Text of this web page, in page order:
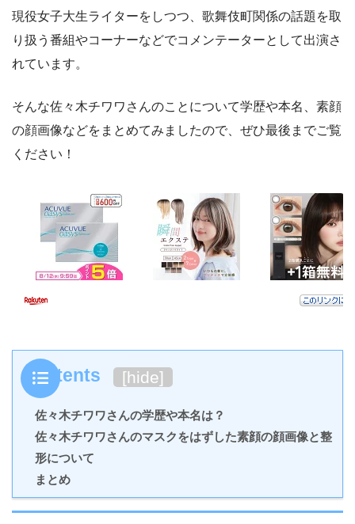
現役女子大生ライターをしつつ、歌舞伎町関係の話題を取
り扱う番組やコーナーなどでコメンテーターとして出演さ
れています。
そんな佐々木チワワさんのことについて学歴や本名、素顔
の顔画像などをまとめてみましたので、ぜひ最後までご覧
ください！
Contents [hide]
佐々木チワワさんの学歴や本名は？
佐々木チワワさんのマスクをはずした素顔の顔画像と整
形について
まとめ